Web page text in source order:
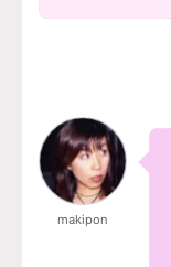
makipon